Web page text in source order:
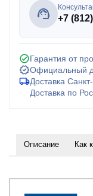
+7
Гарантия от
Официальный
Доставка
Доставка по
Описание Как